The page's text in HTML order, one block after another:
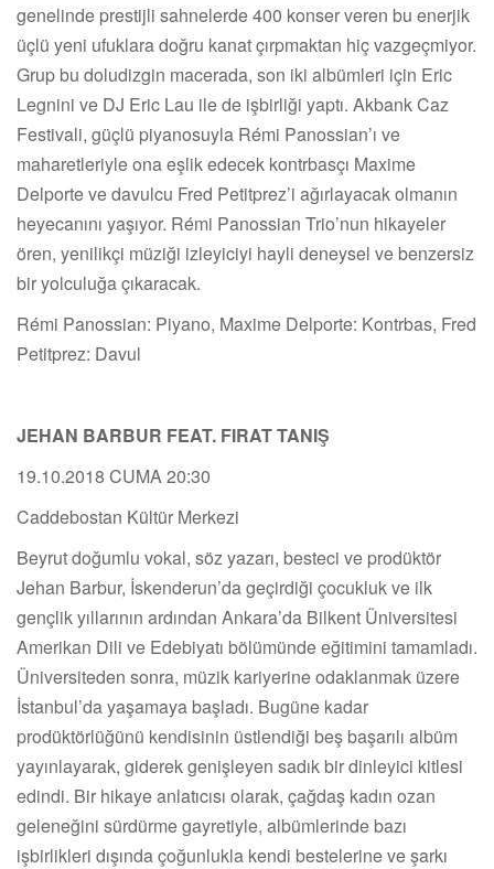
genelinde prestijli sahnelerde 400 konser veren bu enerjik
üçlü yeni ufuklara doğru kanat çırpmaktan hiç vazgeçmiyor.
Grup bu doludizgin macerada, son iki albümleri için Eric
Legnini ve DJ Eric Lau ile de işbirliği yaptı. Akbank Caz
Festivali, güçlü piyanosuyla Rémi Panossian’ı ve
maharetleriyle ona eşlik edecek kontrbasçı Maxime
Delporte ve davulcu Fred Petitprez’i ağırlayacak olmanın
heyecanını yaşıyor. Rémi Panossian Trio’nun hikayeler
ören, yenilikçi müziği izleyiciyi hayli deneysel ve benzersiz
bir yolculuğa çıkaracak.
Rémi Panossian: Piyano, Maxime Delporte: Kontrbas, Fred
Petitprez: Davul
JEHAN BARBUR FEAT. FIRAT TANIŞ
19.10.2018 CUMA 20:30
Caddebostan Kültür Merkezi
Beyrut doğumlu vokal, söz yazarı, besteci ve prodüktör
Jehan Barbur, İskenderun’da geçirdiği çocukluk ve ilk
gençlik yıllarının ardından Ankara’da Bilkent Üniversitesi
Amerikan Dili ve Edebiyatı bölümünde eğitimini tamamladı.
Üniversiteden sonra, müzik kariyerine odaklanmak üzere
İstanbul’da yaşamaya başladı. Bugüne kadar
prodüktörlüğünü kendisinin üstlendiği beş başarılı albüm
yayınlayarak, giderek genişleyen sadık bir dinleyici kitlesi
edindi. Bir hikaye anlatıcısı olarak, çağdaş kadın ozan
geleneğini sürdürme gayretiyle, albümlerinde bazı
işbirlikleri dışında çoğunlukla kendi bestelerine ve şarkı